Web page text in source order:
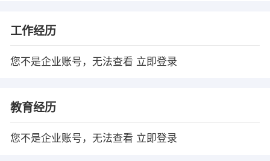
工作经历
您不是企业账号，无法查看 立即登录
教育经历
您不是企业账号，无法查看 立即登录